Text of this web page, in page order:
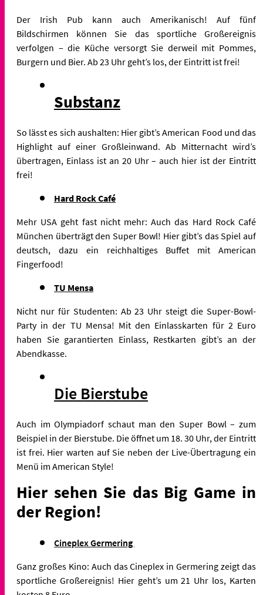
Der Irish Pub kann auch Amerikanisch! Auf fünf
Bildschirmen können Sie das sportliche Großereignis
verfolgen – die Küche versorgt Sie derweil mit Pommes,
Burgern und Bier. Ab 23 Uhr geht’s los, der Eintritt ist frei!
Substanz
So lässt es sich aushalten: Hier gibt’s American Food und das
Highlight auf einer Großleinwand. Ab Mitternacht wird’s
übertragen, Einlass ist an 20 Uhr – auch hier ist der Eintritt
frei!
Hard Rock Café
Mehr USA geht fast nicht mehr: Auch das Hard Rock Café
München überträgt den Super Bowl! Hier gibt’s das Spiel auf
deutsch, dazu ein reichhaltiges Buffet mit American
Fingerfood!
TU Mensa
Nicht nur für Studenten: Ab 23 Uhr steigt die Super-Bowl-
Party in der TU Mensa! Mit den Einlasskarten für 2 Euro
haben Sie garantierten Einlass, Restkarten gibt’s an der
Abendkasse.
Die Bierstube
Auch im Olympiadorf schaut man den Super Bowl – zum
Beispiel in der Bierstube. Die öffnet um 18. 30 Uhr, der Eintritt
ist frei. Hier warten auf Sie neben der Live-Übertragung ein
Menü im American Style!
Hier sehen Sie das Big Game in
der Region!
Cineplex Germering
Ganz großes Kino: Auch das Cineplex in Germering zeigt das
sportliche Großereignis! Hier geht’s um 21 Uhr los, Karten